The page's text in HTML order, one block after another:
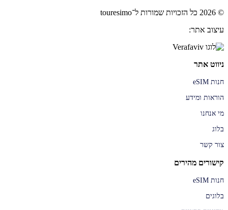
© 2026 כל הזכויות שמורות ל־touresimo
עיצוב אתר:
ניווט אתר
חנות eSIM
הוראות ומידע
מי אנחנו
בלוג
צור קשר
קישורים מהירים
חנות eSIM
בלוגים